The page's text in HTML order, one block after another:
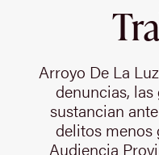
Arroyo De La
denuncias,
sustancian
delitos menos
Audiencia